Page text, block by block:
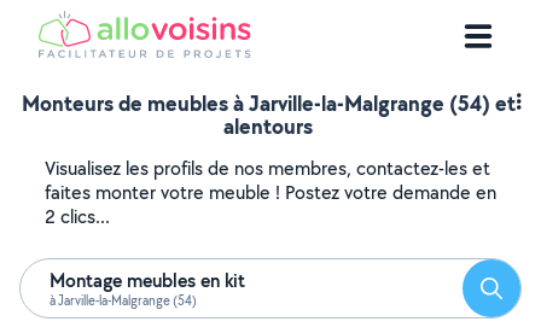
Monteurs de meubles à Jarville-la-Malgrange (54) et
alentours
Visualisez les profils de nos membres, contactez-les et
faites monter votre meuble ! Postez votre demande en
2 clics...
Montage meubles en kit
à Jarville-la-Malgrange (54)